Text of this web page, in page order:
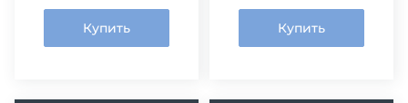
Купить Купить